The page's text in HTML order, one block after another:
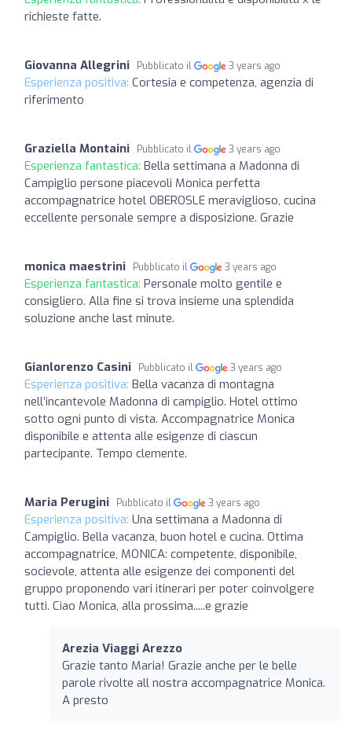
richieste fatte.
Giovanna Allegrini Pubblicato il 3 years ago
Esperienza positiva: Cortesia e competenza, agenzia di
riferimento
Graziella Montaini Pubblicato il 3 years ago
Esperienza fantastica: Bella settimana a Madonna di
Campiglio persone piacevoli Monica perfetta
accompagnatrice hotel OBEROSLE meraviglioso, cucina
eccellente personale sempre a disposizione. Grazie
monica maestrini Pubblicato il 3 years ago
Esperienza fantastica: Personale molto gentile e
consigliero. Alla fine si trova insieme una splendida
soluzione anche last minute.
Gianlorenzo Casini Pubblicato il 3 years ago
Esperienza positiva: Bella vacanza di montagna
nell’incantevole Madonna di campiglio. Hotel ottimo
sotto ogni punto di vista. Accompagnatrice Monica
disponibile e attenta alle esigenze di ciascun
partecipante. Tempo clemente.
Maria Perugini Pubblicato il 3 years ago
Esperienza positiva: Una settimana a Madonna di
Campiglio. Bella vacanza, buon hotel e cucina. Ottima
accompagnatrice, MONICA: competente, disponibile,
socievole, attenta alle esigenze dei componenti del
gruppo proponendo vari itinerari per poter coinvolgere
tutti. Ciao Monica, alla prossima.....e grazie
Arezia Viaggi Arezzo
Grazie tanto Maria! Grazie anche per le belle
parole rivolte all nostra accompagnatrice Monica.
A presto